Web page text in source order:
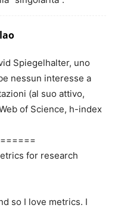
Spiegelhalter, uno
nessun interesse a
(al suo attivo,
of Science, h-index
for research
so I love metrics. I